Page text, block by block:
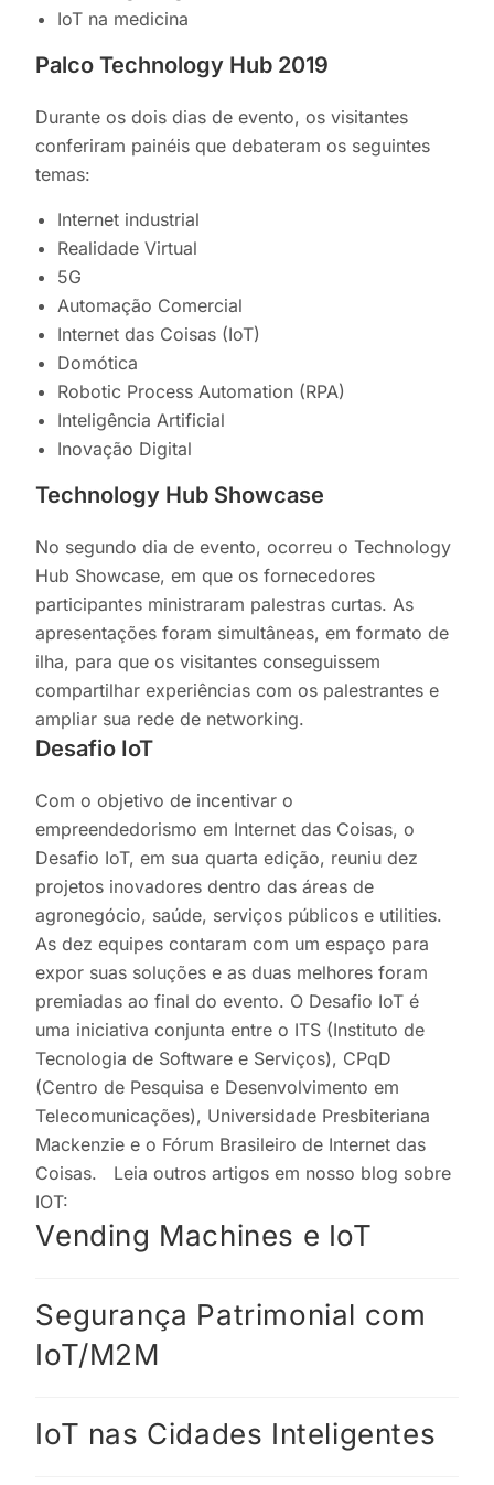
IoT na medicina
Palco Technology Hub 2019
Durante os dois dias de evento, os visitantes
conferiram painéis que debateram os seguintes
temas:
Internet industrial
Realidade Virtual
5G
Automação Comercial
Internet das Coisas (IoT)
Domótica
Robotic Process Automation (RPA)
Inteligência Artificial
Inovação Digital
Technology Hub Showcase
No segundo dia de evento, ocorreu o Technology
Hub Showcase, em que os fornecedores
participantes ministraram palestras curtas. As
apresentações foram simultâneas, em formato de
ilha, para que os visitantes conseguissem
compartilhar experiências com os palestrantes e
ampliar sua rede de networking.
Desafio IoT
Com o objetivo de incentivar o
empreendedorismo em Internet das Coisas, o
Desafio IoT, em sua quarta edição, reuniu dez
projetos inovadores dentro das áreas de
agronegócio, saúde, serviços públicos e utilities.
As dez equipes contaram com um espaço para
expor suas soluções e as duas melhores foram
premiadas ao final do evento. O Desafio IoT é
uma iniciativa conjunta entre o ITS (Instituto de
Tecnologia de Software e Serviços), CPqD
(Centro de Pesquisa e Desenvolvimento em
Telecomunicações), Universidade Presbiteriana
Mackenzie e o Fórum Brasileiro de Internet das
Coisas. Leia outros artigos em nosso blog sobre
IOT:
Vending Machines e IoT
Segurança Patrimonial com
IoT/M2M
IoT nas Cidades Inteligentes